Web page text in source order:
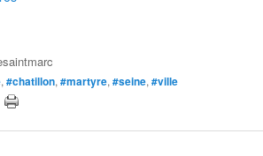
, #chatillon, #martyre, #seine, #ville